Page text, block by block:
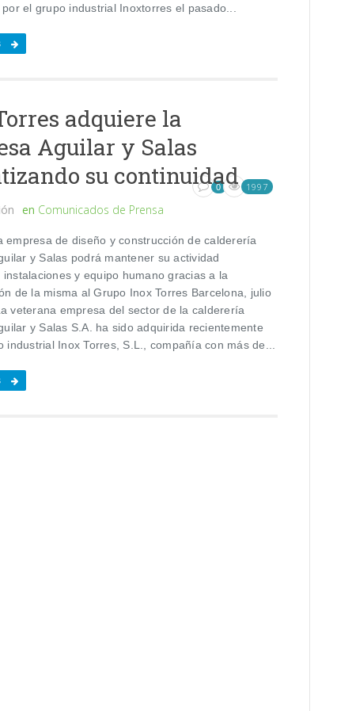
el grupo industrial Inoxtorres el pasado...
adquiere la
Aguilar y Salas
su continuidad
en Comunicados de Prensa
0 1997
empresa de diseño y construcción de calderería
y Salas podrá mantener su actividad
instalaciones y equipo humano gracias a la
de la misma al Grupo Inox Torres Barcelona, julio
veterana empresa del sector de la calderería
y Salas S.A. ha sido adquirida recientemente
industrial Inox Torres, S.L., compañía con más de...